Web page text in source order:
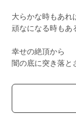
大らかな時もあ
頑なになる時もあ
幸せの絶頂から
闇の底に突き落と
そんな時、光とな
誰かの優しさだっ